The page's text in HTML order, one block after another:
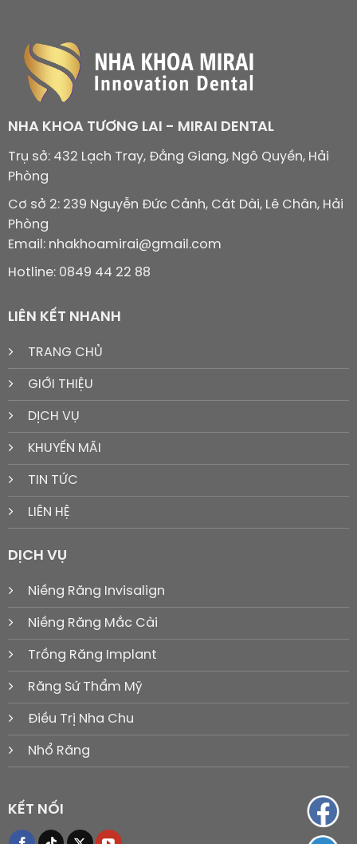
NHA KHOA TƯƠNG LAI - MIRAI DENTAL
Trụ sở: 432 Lạch Tray, Đằng Giang, Ngô Quyền, Hải
Phòng
Cơ sở 2: 239 Nguyễn Đức Cảnh, Cát Dài, Lê Chân, Hải
Phòng
Email: nhakhoamirai@gmail.com
Hotline: 0849 44 22 88
LIÊN KẾT NHANH
TRANG CHỦ
GIỚI THIỆU
DỊCH VỤ
KHUYẾN MÃI
TIN TỨC
LIÊN HỆ
DỊCH VỤ
Niềng Răng Invisalign
Niềng Răng Mắc Cài
Trồng Răng Implant
Răng Sứ Thẩm Mỹ
Điều Trị Nha Chu
Nhổ Răng
KẾT NỐI